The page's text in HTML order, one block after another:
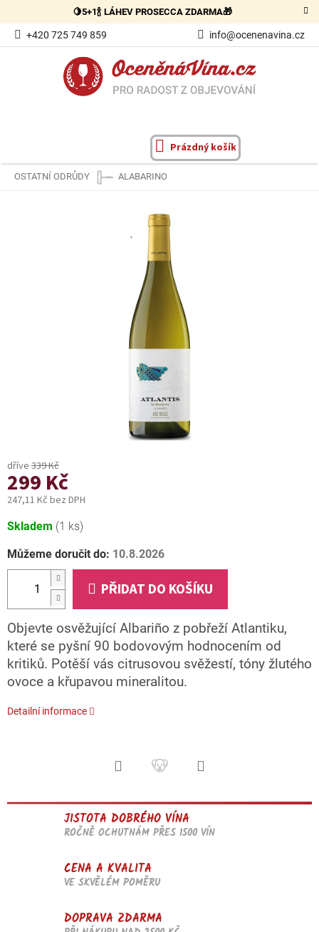
obsah
🍋5+1🍾 LÁHEV PROSECCA ZDARMA🎁
+420 725 749 859 info@ocenenavina.cz
NÁKUPNÍ
Prázdný košík
OSTATNÍ ODRŮDY ALABARINO
339 Kč
299 Kč
247,11 Kč bez DPH
Měrná
Skladem (1 ks)
Můžeme doručit do: 10.8.2026
PŘIDAT DO KOŠÍKU
Objevte osvěžující Albariño z pobřeží Atlantiku,
které se pyšní 90 bodovovým hodnocením od
kritiků. Potěší vás citrusovou svěžestí, tóny žlutého
ovoce a křupavou mineralitou.
Detailní informace
JISTOTA DOBRÉHO VÍNA
ROČNĚ OCHUTNÁM PŘES 1500 VÍN
CENA A KVALITA
VE SKVĚLÉM POMĚRU
DOPRAVA ZDARMA